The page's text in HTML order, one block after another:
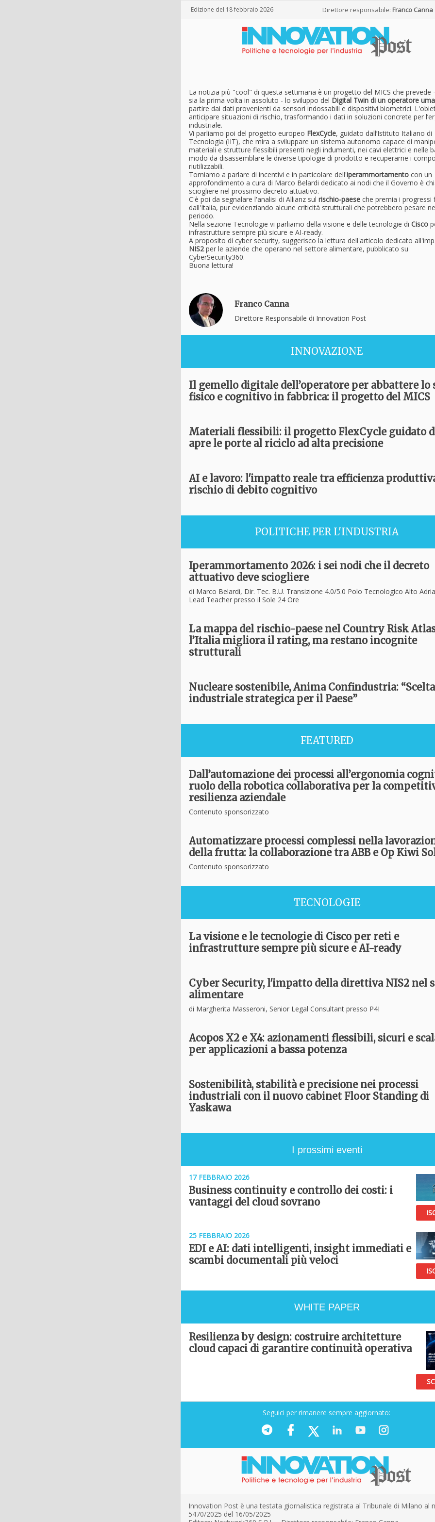
Edizione del 18 febbraio 2026 Direttore responsabile: Franco Canna
La notizia più "cool" di questa settimana è un progetto del MICS che prevede
sia la prima volta in assoluto - lo sviluppo del Digital Twin di un operatore
partire dai dati provenienti da sensori indossabili e dispositivi biometrici.
anticipare situazioni di rischio, trasformando i dati in soluzioni concrete per
industriale.
Vi parliamo poi del progetto europeo FlexCycle, guidato dall’Istituto Italiano di
Tecnologia (IIT), che mira a sviluppare un sistema autonomo capace di
materiali e strutture flessibili presenti negli indumenti, nei cavi elettrici e nelle
modo da disassemblare le diverse tipologie di prodotto e recuperarne i
riutilizzabili.
Torniamo a parlare di incentivi e in particolare dell'iperammortamento con un
approfondimento a cura di Marco Belardi dedicato ai nodi che il Governo è
sciogliere nel prossimo decreto attuativo.
C'è poi da segnalare l'analisi di Allianz sul rischio-paese che premia i progressi
dall'Italia, pur evidenziando alcune criticità strutturali che potrebbero pesare
periodo.
Nella sezione Tecnologie vi parliamo della visione e delle tecnologie di Cisco
infrastrutture sempre più sicure e AI-ready.
A proposito di cyber security, suggerisco la lettura dell'articolo dedicato
NIS2per le aziende che operano nel settore alimentare, pubblicato su
CyberSecurity360.
Buona lettura!
Franco Canna
Direttore Responsabile di Innovation Post
INNOVAZIONE
Il gemello digitale dell’operatore per abbattere lo
fisico e cognitivo in fabbrica: il progetto del MICS
Materiali flessibili: il progetto FlexCycle guidato
apre le porte al riciclo ad alta precisione
AI e lavoro: l'impatto reale tra efficienza
rischio di debito cognitivo
POLITICHE PER L'INDUSTRIA
Iperammortamento 2026: i sei nodi che il decreto
attuativo deve sciogliere
di Marco Belardi, Dir. Tec. B.U. Transizione 4.0/5.0 Polo Tecnologico Alto
Lead Teacher presso il Sole 24 Ore
La mappa del rischio-paese nel Country Risk
l’Italia migliora il rating, ma restano incognite
strutturali
Nucleare sostenibile, Anima Confindustria: “Scelta
industriale strategica per il Paese”
FEATURED
Dall’automazione dei processi all’ergonomia
ruolo della robotica collaborativa per la
resilienza aziendale
Contenuto sponsorizzato
Automatizzare processi complessi nella
della frutta: la collaborazione tra ABB e Op Kiwi
Contenuto sponsorizzato
TECNOLOGIE
La visione e le tecnologie di Cisco per reti e
infrastrutture sempre più sicure e AI-ready
Cyber Security, l'impatto della direttiva NIS2 nel
alimentare
di Margherita Masseroni, Senior Legal Consultant presso P4I
Acopos X2 e X4: azionamenti flessibili, sicuri e
per applicazioni a bassa potenza
Sostenibilità, stabilità e precisione nei processi
industriali con il nuovo cabinet Floor Standing di
Yaskawa
I prossimi eventi
17 FEBBRAIO 2026
Business continuity e controllo dei costi: i
vantaggi del cloud sovrano
25 FEBBRAIO 2026
EDI e AI: dati intelligenti, insight immediati e
scambi documentali più veloci
WHITE PAPER
Resilienza by design: costruire architetture
cloud capaci di garantire continuità operativa
Seguici per rimanere sempre aggiornato:
Innovation Post è una testata giornalistica registrata al Tribunale di Milano al
5470/2025 del 16/05/2025